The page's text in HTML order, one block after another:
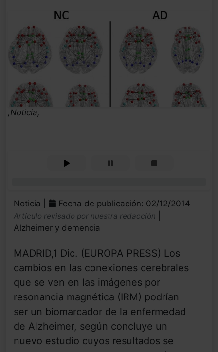
,Noticia,
Noticia | Fecha de publicación: 02/12/2014
Artículo revisado por nuestra redacción
Alzheimer y demencia
MADRID,1 Dic. (EUROPA PRESS) Los
cambios en las conexiones cerebrales
que se ven en las imágenes por
resonancia magnética (IRM) podrían
ser un biomarcador de la enfermedad
de Alzheimer, según concluye un
nuevo estudio cuyos resultados se